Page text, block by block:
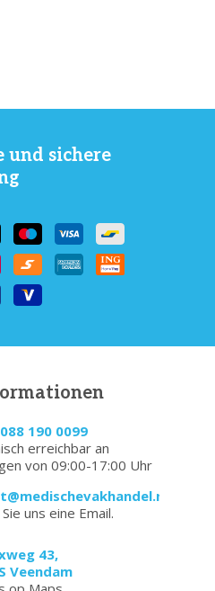
und sichere
190 0099
erreichbar an
von 09:00-17:00 Uhr
uns eine Email.
43,
Veendam